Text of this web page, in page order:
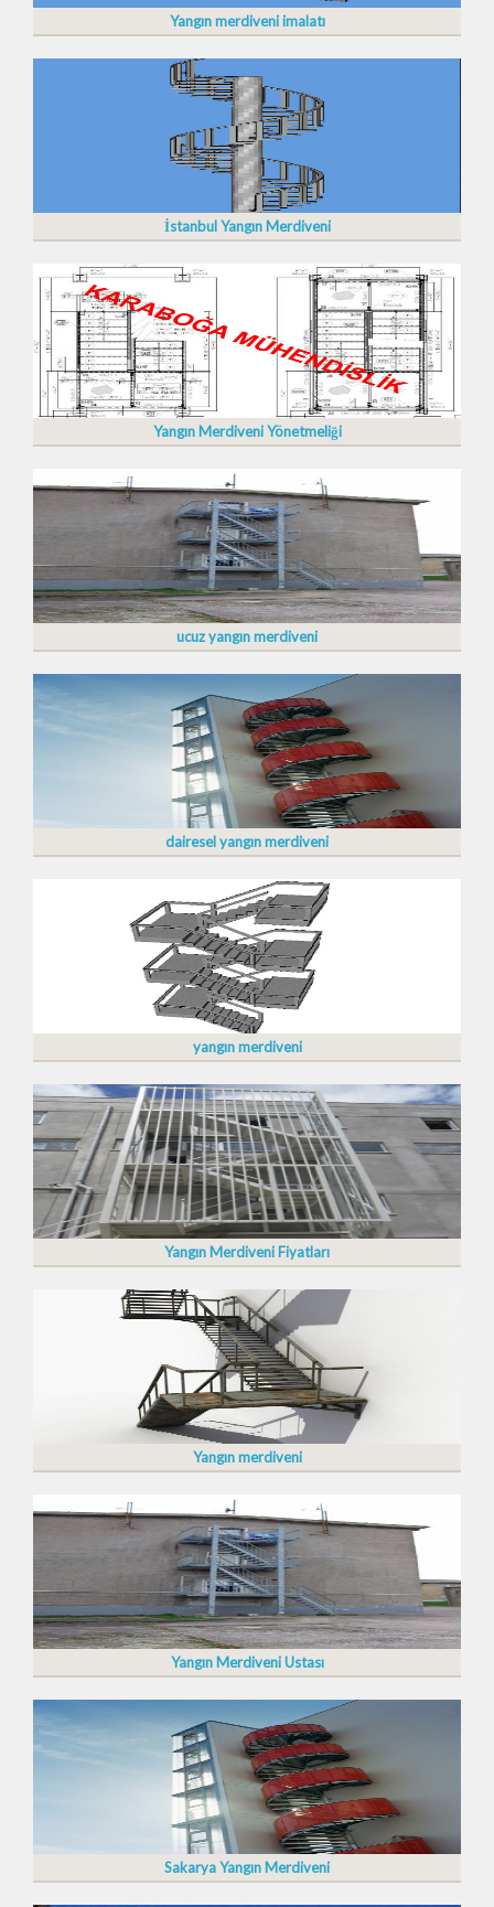
Yangın merdiveni imalatı
İstanbul Yangın Merdiveni
Yangın Merdiveni Yönetmeliği
ucuz yangın merdiveni
dairesel yangın merdiveni
yangın merdiveni
Yangın Merdiveni Fiyatları
Yangın merdiveni
Yangın Merdiveni Ustası
Sakarya Yangın Merdiveni